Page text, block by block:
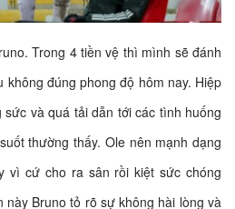
Trong 4 tiền vệ thì mình sẽ đánh
không đúng phong độ hôm nay. Hiệp
và quá tải dẫn tới các tình huống
thường thấy. Ole nên mạnh dạng
vì cứ cho ra sân rồi kiệt sức chóng
này Bruno tỏ rõ sự không hài lòng và